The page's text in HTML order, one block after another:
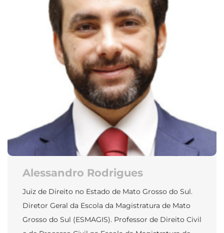
Alessandro Rodrigues
Juiz de Direito no Estado de Mato Grosso do Sul.
Diretor Geral da Escola da Magistratura de Mato
Grosso do Sul (ESMAGIS). Professor de Direito Civil